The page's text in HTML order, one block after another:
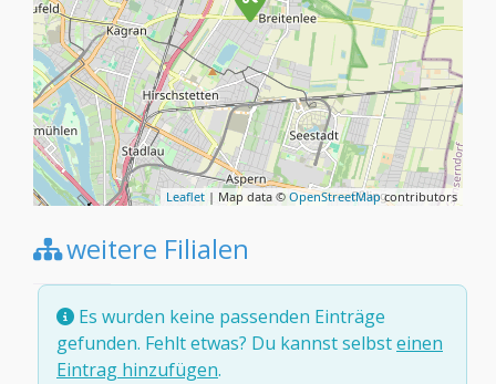
Leaflet | Map data © OpenStreetMapcontributors
weitere Filialen
Es wurden keine passenden Einträge
gefunden. Fehlt etwas? Du kannst selbsteinen
Eintrag hinzufügen.